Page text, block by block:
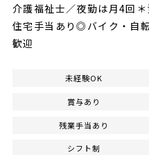
介護福祉士／夜勤は月4回
住宅手当あり◎バイク・自
歓迎
未経験OK
賞与あり
残業手当あり
シフト制